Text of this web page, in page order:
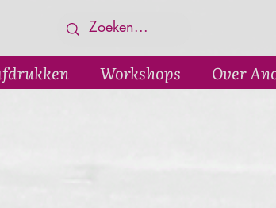
Workshops Over